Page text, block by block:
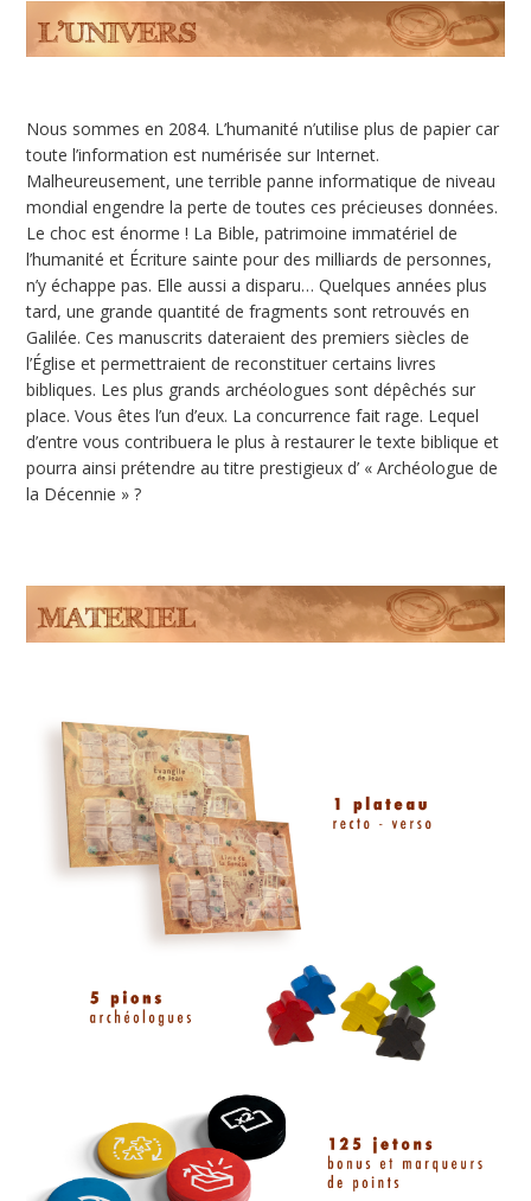
Nous sommes en 2084. L’humanité n’utilise plus de papier car
toute l’information est numérisée sur Internet.
Malheureusement, une terrible panne informatique de niveau
mondial engendre la perte de toutes ces précieuses données.
Le choc est énorme ! La Bible, patrimoine immatériel de
l’humanité et Écriture sainte pour des milliards de personnes,
n’y échappe pas. Elle aussi a disparu… Quelques années plus
tard, une grande quantité de fragments sont retrouvés en
Galilée. Ces manuscrits dateraient des premiers siècles de
l’Église et permettraient de reconstituer certains livres
bibliques. Les plus grands archéologues sont dépêchés sur
place. Vous êtes l’un d’eux. La concurrence fait rage. Lequel
d’entre vous contribuera le plus à restaurer le texte biblique et
pourra ainsi prétendre au titre prestigieux d’ « Archéologue de
la Décennie » ?